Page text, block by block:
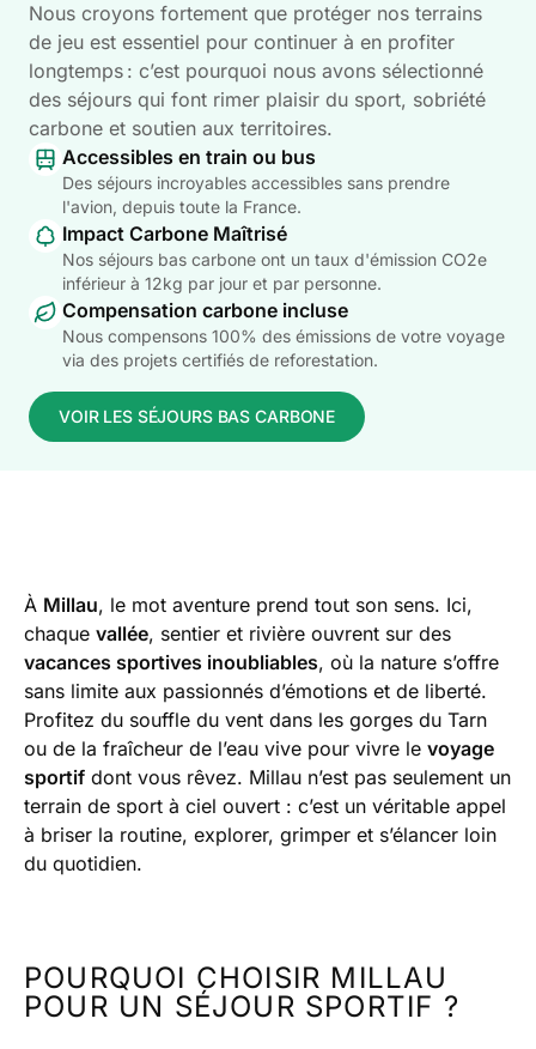
Nous croyons fortement que protéger nos terrains
de jeu est essentiel pour continuer à en profiter
longtemps : c’est pourquoi nous avons sélectionné
des séjours qui font rimer plaisir du sport, sobriété
carbone et soutien aux territoires.
Accessibles en train ou bus
Des séjours incroyables accessibles sans prendre
l'avion, depuis toute la France.
Impact Carbone Maîtrisé
Nos séjours bas carbone ont un taux d'émission CO2e
inférieur à 12kg par jour et par personne.
Compensation carbone incluse
Nous compensons 100% des émissions de votre voyage
via des projets certifiés de reforestation.
VOIR LES SÉJOURS BAS CARBONE
À Millau, le mot aventure prend tout son sens. Ici,
chaque vallée, sentier et rivière ouvrent sur des
vacances sportives inoubliables, où la nature s’offre
sans limite aux passionnés d’émotions et de liberté.
Profitez du souffle du vent dans les gorges du Tarn
ou de la fraîcheur de l’eau vive pour vivre le voyage
sportif dont vous rêvez. Millau n’est pas seulement un
terrain de sport à ciel ouvert : c’est un véritable appel
à briser la routine, explorer, grimper et s’élancer loin
du quotidien.
POURQUOI CHOISIR MILLAU
POUR UN SÉJOUR SPORTIF ?